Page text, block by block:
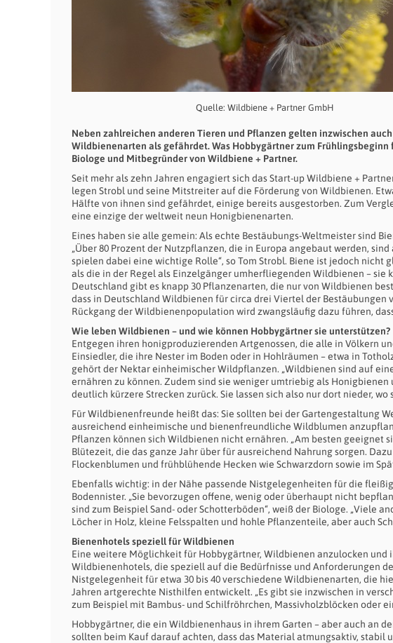
Quelle: Wildbiene + Partner GmbH
Neben zahlreichen anderen Tieren und Pflanzen gelten inzwischen
Wildbienenarten als gefährdet. Was Hobbygärtner zum
Biologe und Mitbegründer von Wildbiene + Partner.
Seit mehr als zehn Jahren engagiert sich das Start-up Wildbiene +
legen Strobl und seine Mitstreiter auf die Förderung von Wildbienen.
Hälfte von ihnen sind gefährdet, einige bereits ausgestorben. Zum
eine einzige der weltweit neun Honigbienenarten.
Eines haben sie alle gemein: Als echte Bestäubungs-Weltmeister sind
„Über 80 Prozent der Nutzpflanzen, die in Europa angebaut werden,
spielen dabei eine wichtige Rolle“, so Tom Strobl. Biene ist jedoch
als die in der Regel als Einzelgänger umherfliegenden Wildbienen – sie
Deutschland gibt es knapp 30 Pflanzenarten, die nur von Wildbienen
dass in Deutschland Wildbienen für circa drei Viertel der Bestäubungen
Rückgang der Wildbienenpopulation wird zwangsläufig dazu führen,
Wie leben Wildbienen – und wie können Hobbygärtner sie unterstützen?
Entgegen ihren honigproduzierenden Artgenossen, die alle in Völkern
Einsiedler, die ihre Nester im Boden oder in Hohlräumen – etwa in
gehört der Nektar einheimischer Wildpflanzen. „Wildbienen sind auf
ernähren zu können. Zudem sind sie weniger umtriebig als
deutlich kürzere Strecken zurück. Sie lassen sich also nur dort nieder,
Für Wildbienenfreunde heißt das: Sie sollten bei der Gartengestaltung
ausreichend einheimische und bienenfreundliche Wildblumen
Pflanzen können sich Wildbienen nicht ernähren. „Am besten geeignet
Blütezeit, die das ganze Jahr über für ausreichend Nahrung sorgen.
Flockenblumen und frühblühende Hecken wie Schwarzdorn sowie im
Ebenfalls wichtig: in der Nähe passende Nistgelegenheiten für die
Bodennister. „Sie bevorzugen offene, wenig oder überhaupt nicht
sind zum Beispiel Sand- oder Schotterböden“, weiß der Biologe. „Viele
Löcher in Holz, kleine Felsspalten und hohle Pflanzenteile, aber auch
Bienenhotels speziell für Wildbienen
Eine weitere Möglichkeit für Hobbygärtner, Wildbienen anzulocken und
Wildbienenhotels, die speziell auf die Bedürfnisse und Anforderungen
Nistgelegenheit für etwa 30 bis 40 verschiedene Wildbienenarten, die
Jahren artgerechte Nisthilfen entwickelt. „Es gibt sie inzwischen in
zum Beispiel mit Bambus- und Schilfröhrchen, Massivholzblöcken oder
Hobbygärtner, die ein Wildbienenhaus in ihrem Garten – aber auch an
sollten beim Kauf darauf achten, dass das Material atmungsaktiv, stabil